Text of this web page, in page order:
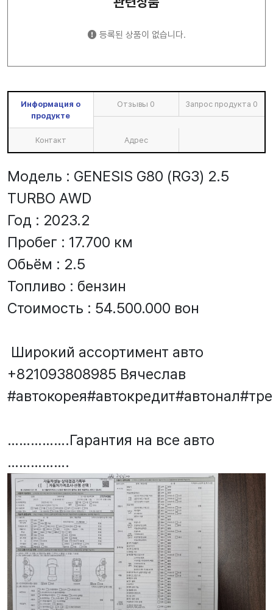
등록된 상품이 없습니다.
Информация о
продукте
Отзывы 0 Запрос продукта 0
Контакт Адрес
Модель : GENESIS G80 (RG3) 2.5
TURBO AWD
Год : 2023.2
Пробег : 17.700 км
Обьём : 2.5
Топливо : бензин
Стоимость : 54.500.000 вон
Широкий ассортимент авто
+821093808985 Вячеслав
…………….Гарантия на все авто
…………….